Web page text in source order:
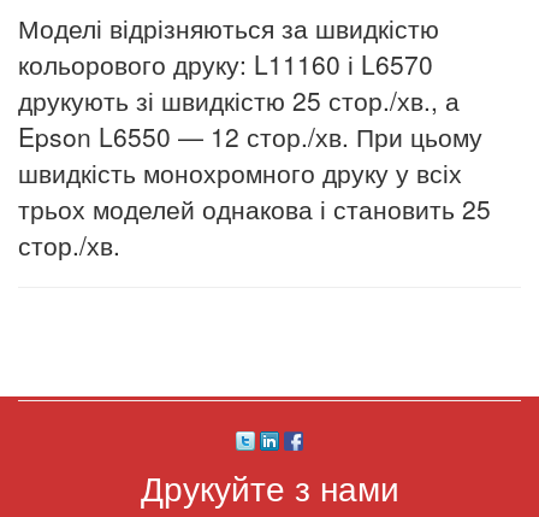
Моделі відрізняються за швидкістю
кольорового друку: L11160 і L6570
друкують зі швидкістю 25 стор./хв., а
Epson L6550 — 12 стор./хв. При цьому
швидкість монохромного друку у всіх
трьох моделей однакова і становить 25
стор./хв.
Друкуйте з нами